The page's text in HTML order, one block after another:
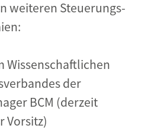
weiteren Steuerungs-
Wissenschaftlichen
der
BCM (derzeit
Vorsitz)